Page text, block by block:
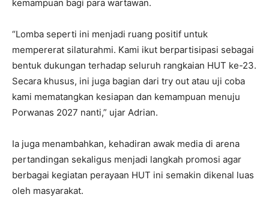
kemampuan bagi para wartawan.
“Lomba seperti ini menjadi ruang positif untuk
mempererat silaturahmi. Kami ikut berpartisipasi sebagai
bentuk dukungan terhadap seluruh rangkaian HUT ke-23.
Secara khusus, ini juga bagian dari try out atau uji coba
kami mematangkan kesiapan dan kemampuan menuju
Porwanas 2027 nanti,” ujar Adrian.
Ia juga menambahkan, kehadiran awak media di arena
pertandingan sekaligus menjadi langkah promosi agar
berbagai kegiatan perayaan HUT ini semakin dikenal luas
oleh masyarakat.